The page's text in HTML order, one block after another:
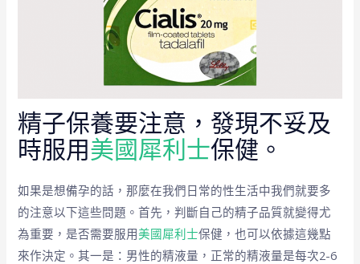
精子保養要注意，發現不妥及
時服用美國犀利士保健。
如果是想備孕的話，那麼在我們日常的性生活中我們就要多
的注意以下這些問題。首先，判斷自己的精子品質就變得尤
為重要，是否需要服用美國犀利士保健，也可以依據這幾點
來作決定。其一是：男性的精液量，正常的精液量是每次2-6